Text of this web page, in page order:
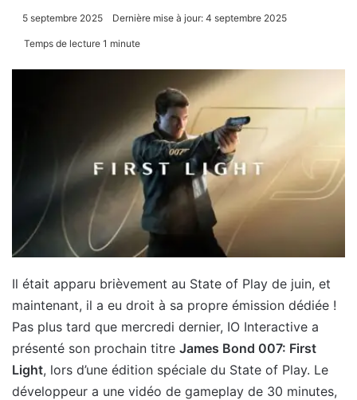
5 septembre 2025 Dernière mise à jour: 4 septembre 2025
Temps de lecture 1 minute
Il était apparu brièvement au State of Play de juin, et
maintenant, il a eu droit à sa propre émission dédiée !
Pas plus tard que mercredi dernier, IO Interactive a
présenté son prochain titre James Bond 007: First
Light, lors d’une édition spéciale du State of Play. Le
développeur a une vidéo de gameplay de 30 minutes,